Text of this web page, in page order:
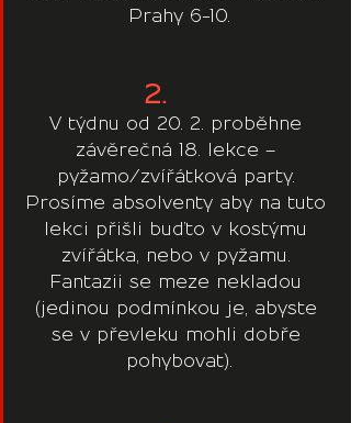
Prahy 6-10.
2.
V týdnu od 20. 2. proběhne
závěrečná 18. lekce –
pyžamo/zvířátková party.
Prosíme absolventy aby na tuto
lekci přišli buďto v kostýmu
zvířátka, nebo v pyžamu.
Fantazii se meze nekladou
(jedinou podmínkou je, abyste
se v převleku mohli dobře
pohybovat).